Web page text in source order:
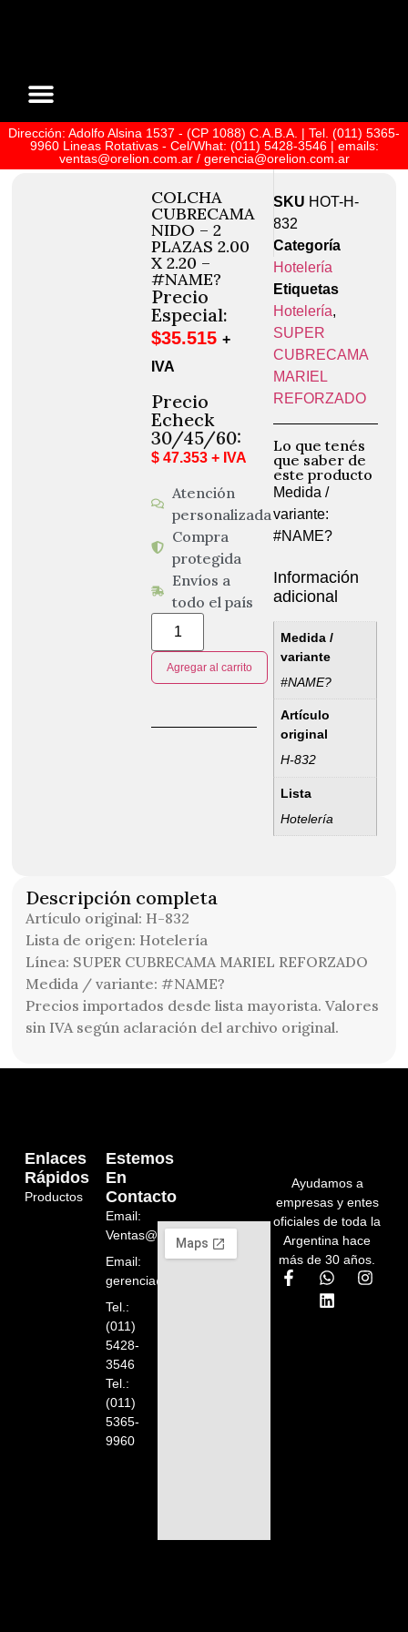
Dirección: Adolfo Alsina 1537 - (CP 1088) C.A.B.A. | Tel. (011) 5365-
9960 Lineas Rotativas - Cel/What: (011) 5428-3546 | emails:
ventas@orelion.com.ar / gerencia@orelion.com.ar
COLCHA
CUBRECAMA
NIDO – 2
PLAZAS 2.00
X 2.20 –
#NAME?
Precio
Especial:
$35.515 +
IVA
Precio
Echeck
30/45/60:
$ 47.353 + IVA
Atención
personalizada
Compra
protegida
Envíos a
todo el país
Agregar al carrito
SKU HOT-H-
832
Categoría
Hotelería
Etiquetas
Hotelería,
SUPER
CUBRECAMA
MARIEL
REFORZADO
Lo que tenés
que saber de
este producto
Medida /
variante:
#NAME?
Información
adicional
Medida /
variante
#NAME?
Artículo
original
H-832
Lista
Hotelería
Descripción completa
Artículo original: H-832
Lista de origen: Hotelería
Línea: SUPER CUBRECAMA MARIEL REFORZADO
Medida / variante: #NAME?
Precios importados desde lista mayorista. Valores
sin IVA según aclaración del archivo original.
Ayudamos a
empresas y entes
oficiales de toda la
Argentina hace
más de 30 años.
Enlaces
Rápidos
Productos
Estemos
En
Contacto
Email:
Ventas@orelion.com.ar
Email:
gerencia@orelion.com.ar
Tel.:
(011)
5428-
3546
Tel.:
(011)
5365-
9960